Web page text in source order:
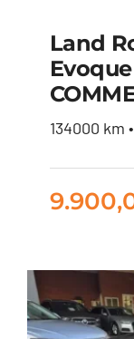
Land
Evoque
134000 km